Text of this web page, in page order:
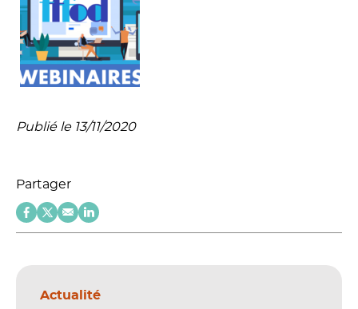
Publié le 13/11/2020
Partager
Actualité